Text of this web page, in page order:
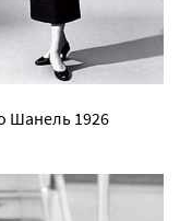
Шанель 1926